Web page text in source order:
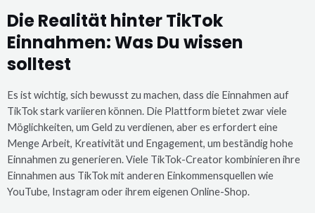
Die Realität hinter TikTok
Einnahmen: Was Du wissen
solltest
Es ist wichtig, sich bewusst zu machen, dass die Einnahmen auf
TikTok stark variieren können. Die Plattform bietet zwar viele
Möglichkeiten, um Geld zu verdienen, aber es erfordert eine
Menge Arbeit, Kreativität und Engagement, um beständig hohe
Einnahmen zu generieren. Viele TikTok-Creator kombinieren ihre
Einnahmen aus TikTok mit anderen Einkommensquellen wie
YouTube, Instagram oder ihrem eigenen Online-Shop.